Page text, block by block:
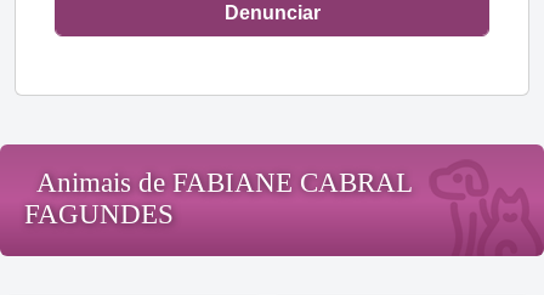
Denunciar
Animais de FABIANE CABRAL
FAGUNDES